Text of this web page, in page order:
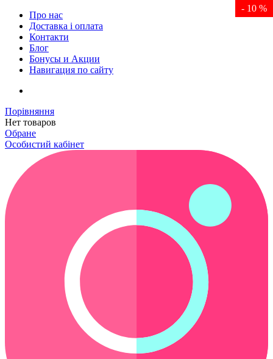
Про нас
Доставка і оплата
Контакти
Блог
Бонусы и Акции
Навигация по сайту
Порівняння
Нет товаров
Обране
Особистий кабінет
- 10 %